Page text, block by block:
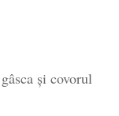
şi covorul